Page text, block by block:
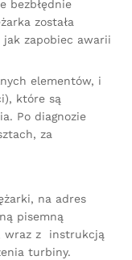
bezbłędnie
została
zapobiec awarii
elementów, i
które są
Po diagnozie
za
na adres
pisemną
wraz z instrukcją
turbiny.